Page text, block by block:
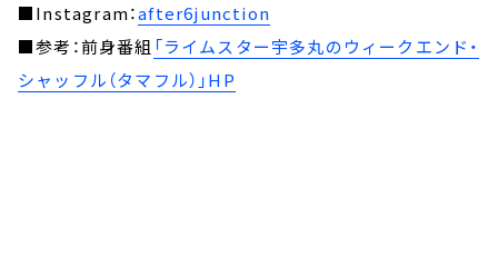
■Instagram：after6junction
■参考：前身番組 「ライムスター宇多丸のウィークエンド・
シャッフル（タマフル）」HP